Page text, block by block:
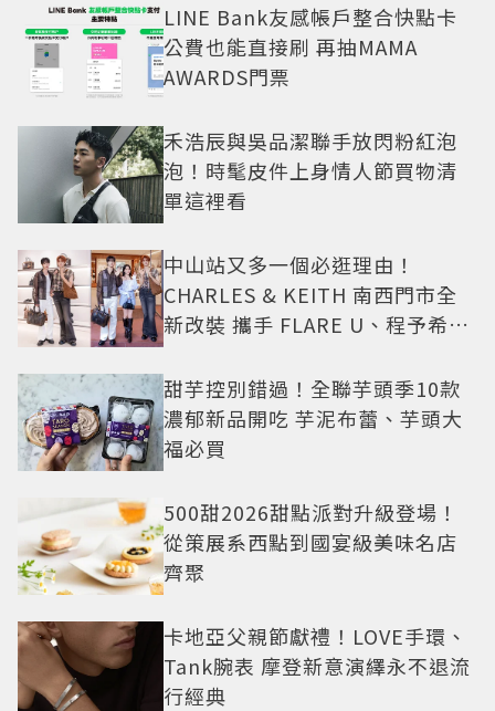
LINE Bank友感帳戶整合快點卡
公費也能直接刷 再抽MAMA
AWARDS門票
禾浩辰與吳品潔聯手放閃粉紅泡
泡！時髦皮件上身情人節買物清
單這裡看
中山站又多一個必逛理由！
CHARLES & KEITH 南西門市全
新改裝 攜手 FLARE U、程予希演
甜芋控別錯過！全聯芋頭季10款
濃郁新品開吃 芋泥布蕾、芋頭大
福必買
500甜2026甜點派對升級登場！
從策展系西點到國宴級美味名店
齊聚
卡地亞父親節獻禮！LOVE手環、
Tank腕表 摩登新意演繹永不退流
行經典